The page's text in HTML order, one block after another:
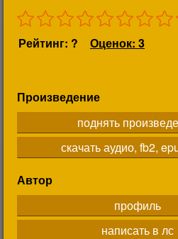
Рейтинг: ? Оценок: 3
Произведение
поднять
скачать аудио, fb2,
Автор
профиль
написать в лс